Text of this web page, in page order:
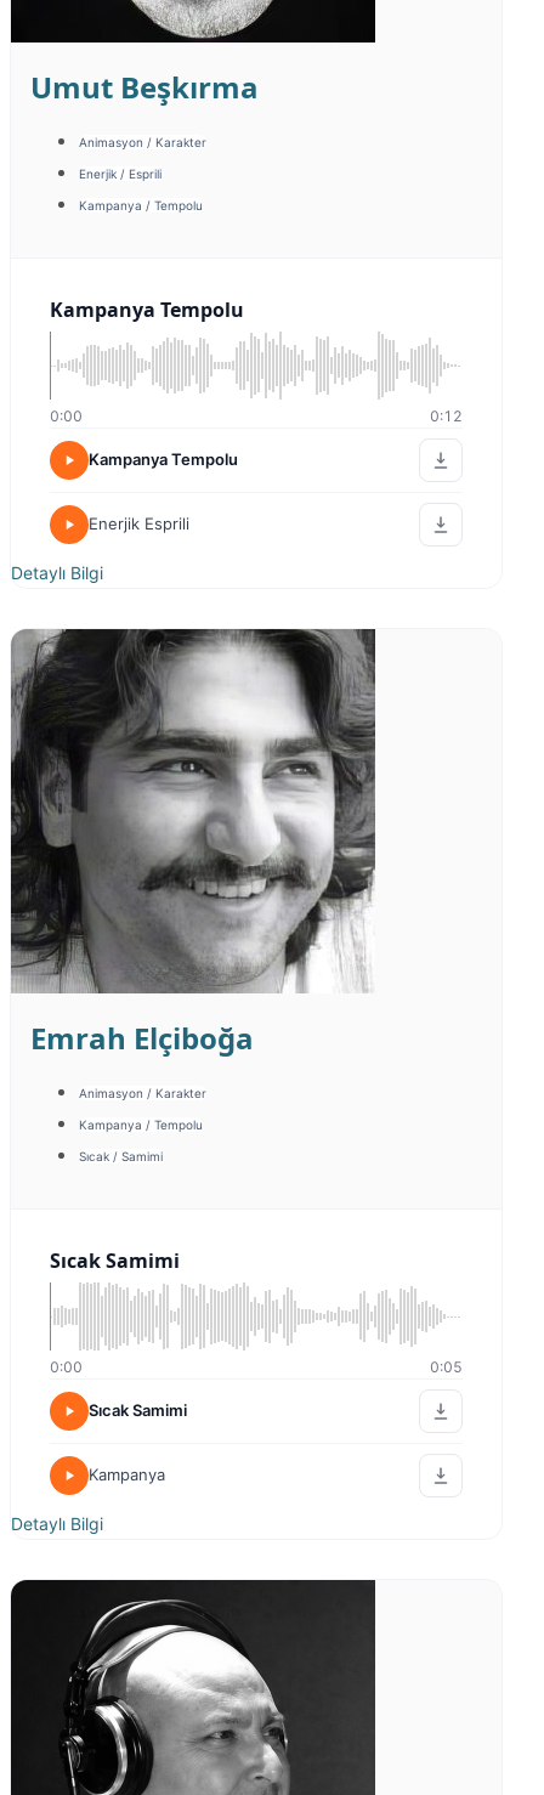
Umut Beşkırma
Animasyon / Karakter
Enerjik / Esprili
Kampanya / Tempolu
Kampanya Tempolu
0:00 0:12
Kampanya Tempolu
Enerjik Esprili
Detaylı Bilgi
Emrah Elçiboğa
Animasyon / Karakter
Kampanya / Tempolu
Sıcak / Samimi
Sıcak Samimi
0:00 0:05
Sıcak Samimi
Kampanya
Detaylı Bilgi